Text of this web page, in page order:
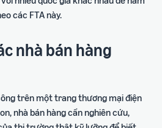
các FTA này.
nhà bán hàng
trên một trang thương mại điện
nhà bán hàng cần nghiên cứu,